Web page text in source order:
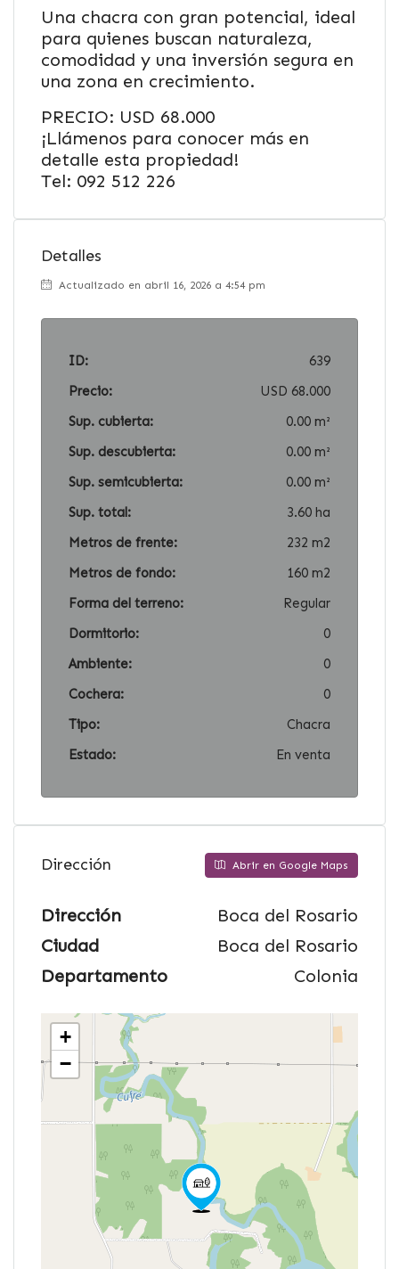
Una chacra con gran potencial, ideal
para quienes buscan naturaleza,
comodidad y una inversión segura en
una zona en crecimiento.
PRECIO: USD 68.000
¡Llámenos para conocer más en
detalle esta propiedad!
Tel: 092 512 226
Detalles
Actualizado en abril 16, 2026 a 4:54 pm
ID:
639
Precio:
USD 68.000
Sup. cubierta:
0.00 m²
Sup. descubierta:
0.00 m²
Sup. semicubierta:
0.00 m²
Sup. total:
3.60 ha
Metros de frente:
232 m2
Metros de fondo:
160 m2
Forma del terreno:
Regular
Dormitorio:
0
Ambiente:
0
Cochera:
0
Tipo:
Chacra
Estado:
En venta
Dirección Abrir en Google Maps
Dirección
Boca del Rosario
Ciudad
Boca del Rosario
Departamento
Colonia
+
−